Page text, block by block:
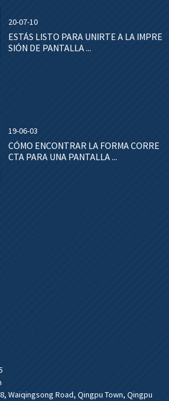
20-07-10
ESTÁS LISTO PARA UNIRTE A LA IMPRE
SIÓN DE PANTALLA ...
19-06-03
CÓMO ENCONTRAR LA FORMA CORRE
CTA PARA UNA PANTALLA ...
Waiqingsong Road, Qingpu Town, Qingpu